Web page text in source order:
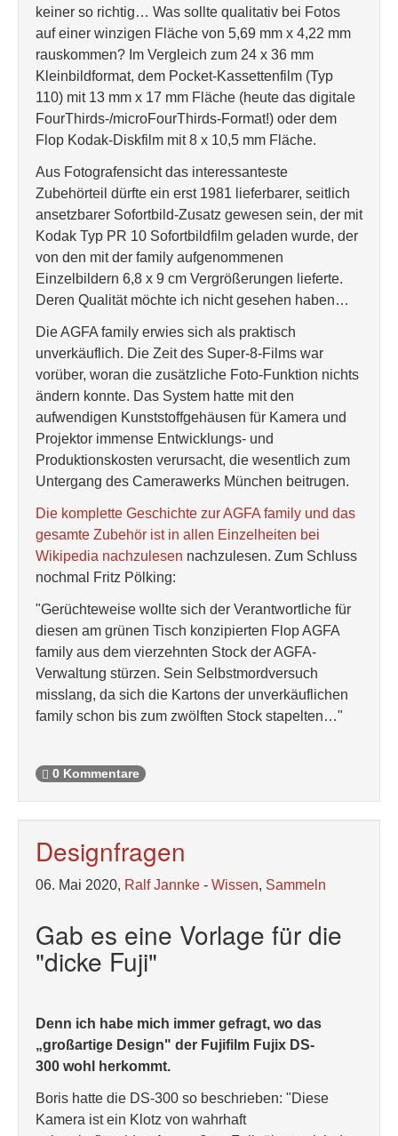
keiner so richtig… Was sollte qualitativ bei Fotos
auf einer winzigen Fläche von 5,69 mm x 4,22 mm
rauskommen? Im Vergleich zum 24 x 36 mm
Kleinbildformat, dem Pocket-Kassettenfilm (Typ
110) mit 13 mm x 17 mm Fläche (heute das digitale
FourThirds-/microFourThirds-Format!) oder dem
Flop Kodak-Diskfilm mit 8 x 10,5 mm Fläche.
Aus Fotografensicht das interessanteste
Zubehörteil dürfte ein erst 1981 lieferbarer, seitlich
ansetzbarer Sofortbild-Zusatz gewesen sein, der mit
Kodak Typ PR 10 Sofortbildfilm geladen wurde, der
von den mit der family aufgenommenen
Einzelbildern 6,8 x 9 cm Vergrößerungen lieferte.
Deren Qualität möchte ich nicht gesehen haben…
Die AGFA family erwies sich als praktisch
unverkäuflich. Die Zeit des Super-8-Films war
vorüber, woran die zusätzliche Foto-Funktion nichts
ändern konnte. Das System hatte mit den
aufwendigen Kunststoffgehäusen für Kamera und
Projektor immense Entwicklungs- und
Produktionskosten verursacht, die wesentlich zum
Untergang des Camerawerks München beitrugen.
Die komplette Geschichte zur AGFA family und das
gesamte Zubehör ist in allen Einzelheiten bei
Wikipedia nachzulesen nachzulesen. Zum Schluss
nochmal Fritz Pölking:
"Gerüchteweise wollte sich der Verantwortliche für
diesen am grünen Tisch konzipierten Flop AGFA
family aus dem vierzehnten Stock der AGFA-
Verwaltung stürzen. Sein Selbstmordversuch
misslang, da sich die Kartons der unverkäuflichen
family schon bis zum zwölften Stock stapelten…"
0 Kommentare
Designfragen
06. Mai 2020, Ralf Jannke - Wissen, Sammeln
Gab es eine Vorlage für die
"dicke Fuji"
Denn ich habe mich immer gefragt, wo das
„großartige Design" der Fujifilm Fujix DS-
300 wohl herkommt.
Boris hatte die DS-300 so beschrieben: "Diese
Kamera ist ein Klotz von wahrhaft